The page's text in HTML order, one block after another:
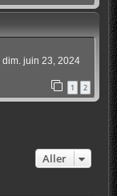
dim. juin 23, 2024
1 2
Aller